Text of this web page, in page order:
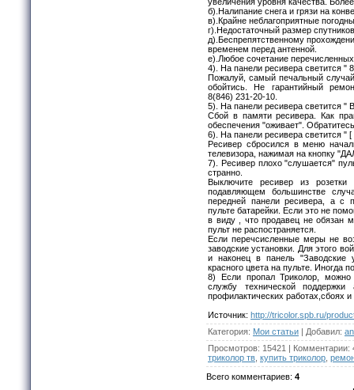
б).Налипание снега и грязи на
в).Крайне неблагоприятные
г).Недостаточный размер
д).Беспрепятственному
временем перед антенной.
е).Любое сочетание
4). На панели ресивера светится "
Пожалуй, самый печальный
обойтись. Не гарантийный
8(846) 231-20-10.
5). На панели ресивера светится "
Сбой в памяти ресивера. Как
обеспечения "оживает".
6). На панели ресивера светится " [
Ресивер сбросился в меню
телевизора, нажимая на кнопку
7). Ресивер плохо "слушается"
странно.
Выключите ресивер из
подавляющем большинстве
передней панели ресивера, а с
пульте батарейки. Если это не
в виду , что продавец не обязан
пульт не распостраняется.
Если перечсисленные меры не
заводские установки. Для этого
и наконец в панель "Заводские
красного цвета на пульте. Иногда
8) Если пропал Триколор, можно
службу технической
профилактических работах,сбоях
Источник: http://tricolor.spb.ru/
Категория: Мои статьи | Добавил:
Просмотров: 15421 | Комментарии:
триколор тв купить триколор
Всего комментариев: 4